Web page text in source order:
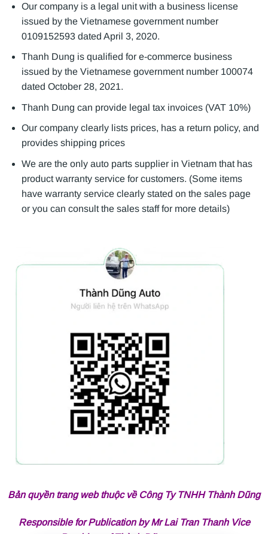
Our company is a legal unit with a business license
issued by the Vietnamese government number
0109152593 dated April 3, 2020.
Thanh Dung is qualified for e-commerce business
issued by the Vietnamese government number 100074
dated October 28, 2021.
Thanh Dung can provide legal tax invoices (VAT 10%)
Our company clearly lists prices, has a return policy, and
provides shipping prices
We are the only auto parts supplier in Vietnam that has
product warranty service for customers. (Some items
have warranty service clearly stated on the sales page
or you can consult the sales staff for more details)
Bản quyền trang web thuộc về Công Ty TNHH Thành Dũng
Responsible for Publication by Mr Lai Tran Thanh Vice